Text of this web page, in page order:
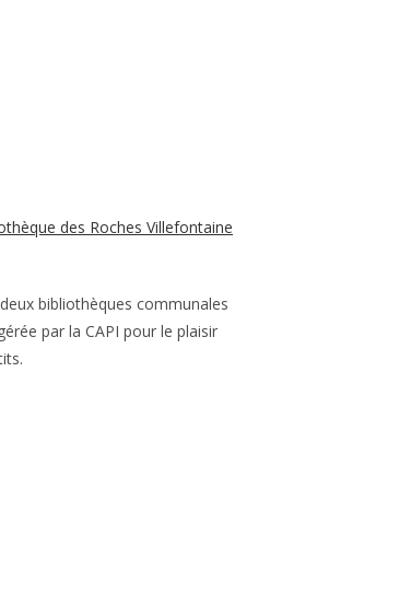
bibliothèques communales
par la CAPI pour le plaisir